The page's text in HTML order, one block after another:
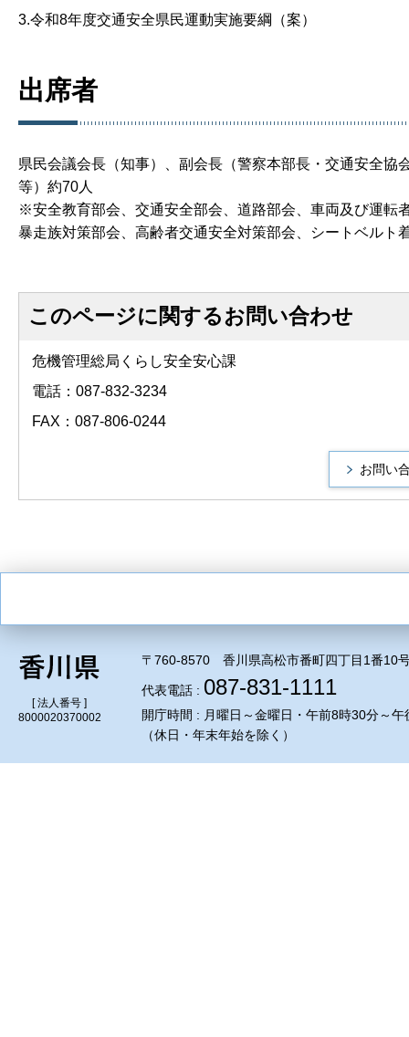
3.令和8年度交通安全県民運動実施要綱（案）
出席者
県民会議会長（知事）、副会長（警察本部長・交通安全
等）約70人
※安全教育部会、交通安全部会、道路部会、車両及び運転
暴走族対策部会、高齢者交通安全対策部会、シートベルト
このページに関するお問い合わせ
危機管理総局くらし安全安心課
電話：087-832-3234
FAX：087-806-0244
[ 法人番号 ]
8000020370002
〒760-8570 香川県高松市番町四丁目1番10
代表電話 : 087-831-1111
開庁時間 : 月曜日～金曜日・午前8時30分～午
（休日・年末年始を除く）